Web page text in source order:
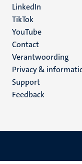
LinkedIn
TikTok
YouTube
Menu
footer
(NL)
Contact
Verantwoording
Privacy &
Support
Feedback